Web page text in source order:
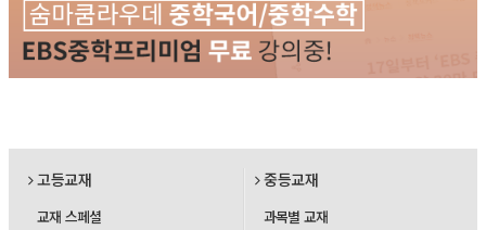
고등교재
교재 스페셜
중등교재
과목별 교재